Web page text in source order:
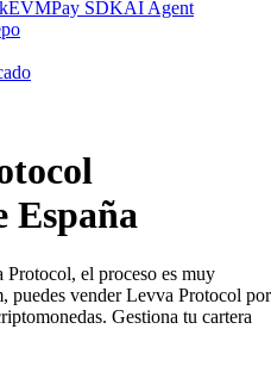
Pay SDKAI Agent
España
Protocol, el proceso es muy
puedes vender Levva Protocol por
Gestiona tu cartera